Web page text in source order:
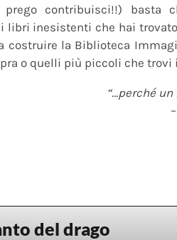
contribuisci!!) basta
libri inesistenti che hai
costruire la Biblioteca
o quelli più piccoli che
“…perché
del drago